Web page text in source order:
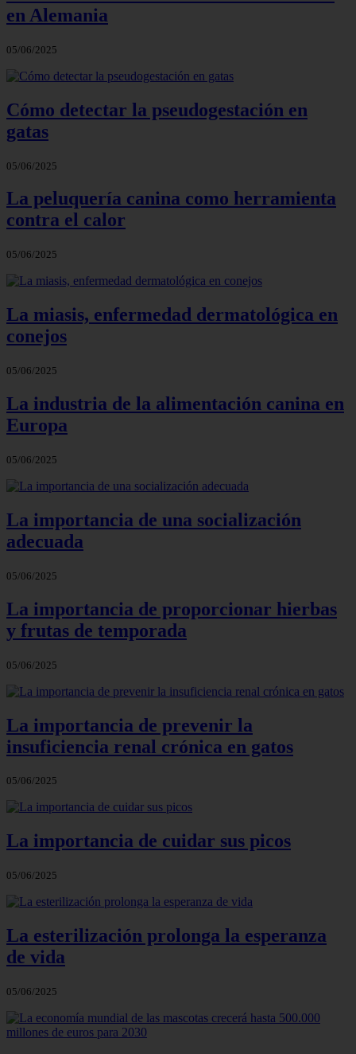
en Alemania
05/06/2025
Cómo detectar la pseudogestación en
gatas
05/06/2025
La peluquería canina como herramienta
contra el calor
05/06/2025
La miasis, enfermedad dermatológica en
conejos
05/06/2025
La industria de la alimentación canina en
Europa
05/06/2025
La importancia de una socialización
adecuada
05/06/2025
La importancia de proporcionar hierbas
y frutas de temporada
05/06/2025
La importancia de prevenir la
insuficiencia renal crónica en gatos
05/06/2025
La importancia de cuidar sus picos
05/06/2025
La esterilización prolonga la esperanza
de vida
05/06/2025